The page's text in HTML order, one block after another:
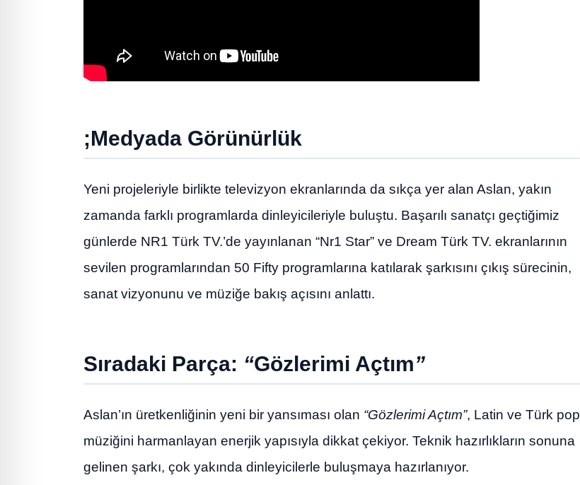
;Medyada Görünürlük
Yeni projeleriyle birlikte televizyon ekranlarında da sıkça yer alan Aslan, yakın
zamanda farklı programlarda dinleyicileriyle buluştu. Başarılı sanatçı geçtiğimiz
günlerde NR1 Türk TV.’de yayınlanan “Nr1 Star” ve Dream Türk TV. ekranlarının
sevilen programlarından 50 Fifty programlarına katılarak şarkısını çıkış sürecinin,
sanat vizyonunu ve müziğe bakış açısını anlattı.
Sıradaki Parça: “Gözlerimi Açtım”
Aslan’ın üretkenliğinin yeni bir yansıması olan “Gözlerimi Açtım”, Latin ve Türk pop
müziğini harmanlayan enerjik yapısıyla dikkat çekiyor. Teknik hazırlıkların sonuna
gelinen şarkı, çok yakında dinleyicilerle buluşmaya hazırlanıyor.